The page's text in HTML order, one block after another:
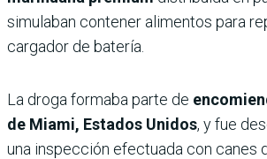
simulaban contener alimentos para
cargador de batería.
La droga formaba parte de
de Miami, Estados Unidos, y fue
una inspección efectuada con canes